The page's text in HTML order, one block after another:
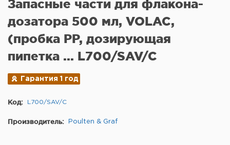
Запасные части для флакона-
дозатора 500 мл, VOLAC,
(пробка PP, дозирующая
пипетка ... L700/SAV/C
Гарантия 1 год
Код: L700/SAV/C
Производитель: Poulten & Graf